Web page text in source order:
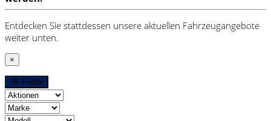
Entdecken Sie stattdessen unsere aktuellen Fahrzeugangebote
weiter unten.
×
75 Treffer